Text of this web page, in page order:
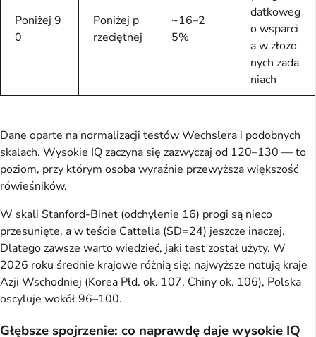
Poniżej 9
0
Poniżej p
rzeciętnej
~16–2
5%
datkoweg
o wsparci
a w złożo
nych zada
niach
Dane oparte na normalizacji testów Wechslera i podobnych
skalach. Wysokie IQ zaczyna się zazwyczaj od 120–130 — to
poziom, przy którym osoba wyraźnie przewyższa większość
rówieśników.
W skali Stanford-Binet (odchylenie 16) progi są nieco
przesunięte, a w teście Cattella (SD=24) jeszcze inaczej.
Dlatego zawsze warto wiedzieć, jaki test został użyty. W
2026 roku średnie krajowe różnią się: najwyższe notują kraje
Azji Wschodniej (Korea Płd. ok. 107, Chiny ok. 106), Polska
oscyluje wokół 96–100.
Głębsze spojrzenie: co naprawdę daje wysokie IQ